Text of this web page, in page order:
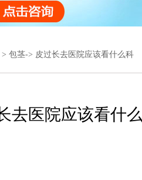
> 包茎-> 皮过长去医院应该看什么科
去医院应该看什